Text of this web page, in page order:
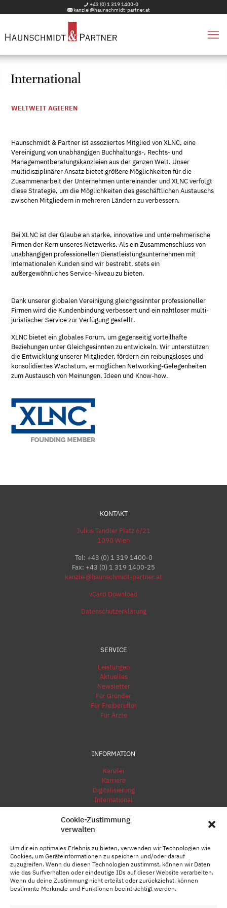
Cookie-Zustimmung
verwalten
Um dir ein optimales Erlebnis zu bieten, verwenden wir Technologien wie
Cookies, um Geräteinformationen zu speichern und/oder darauf
zuzugreifen. Wenn du diesen Technologien zustimmst, können wir Daten
wie das Surfverhalten oder eindeutige IDs auf dieser Website verarbeiten.
Wenn du deine Zustimmung nicht erteilst oder zurückziehst, können
bestimmte Merkmale und Funktionen beeinträchtigt werden.
+43 (0) 1 319 1400-0
kanzlei@haunschmidt-partner.at
International
WELTWEIT AGIEREN
Haunschmidt & Partner ist assoziiertes Mitglied von XLNC, eine
Vereinigung von unabhängigen Buchhaltungs-, Rechts- und
Managementberatungskanzleien aus der ganzen Welt. Unser
multidisziplinärer Ansatz bietet größere Möglichkeiten für die
Zusammenarbeit der Unternehmen untereinander und XLNC verfolgt
diese Strategie, um die Möglichkeiten des geschäftlichen Austauschs
zwischen Mitgliedern in mehreren Ländern zu verbessern.
Bei XLNC ist der Glaube an starke, innovative und unternehmerische
Firmen der Kern unseres Netzwerks. Als ein Zusammenschluss von
unabhängigen professionellen Dienstleistungsunternehmen mit
internationalen Kunden sind wir bestrebt, stets ein
außergewöhnliches Service-Niveau zu bieten.
Dank unserer globalen Vereinigung gleichgesinnter professioneller
Firmen wird die Kundenbindung verbessert und ein nahtloser multi-
juristischer Service zur Verfügung gestellt.
XLNC bietet ein globales Forum, um gegenseitig vorteilhafte
Beziehungen unter Gleichgesinnten zu entwickeln. Wir unterstützen
die Entwicklung unserer Mitglieder, fördern ein reibungsloses und
konsolidiertes Wachstum, ermöglichen Networking-Gelegenheiten
zum Austausch von Meinungen, Ideen und Know-how.
KONTAKT
Julius Tandler Platz 6/21
1090 Wien
Tel: +43 (0) 1 319 1400-0
Fax: +43 (0) 1 319 1400-25
kanzlei@haunschmidt-partner.at
vCard Download
Datenschutzerklärung
SERVICE
Leistungen
Aktuelles
Newsletter
Für Gründer
Für Freiberufler
Für Ärzte
INFORMATION
Kanzlei
Karriere
Digitalisierung
International
Kontakt
Impressum